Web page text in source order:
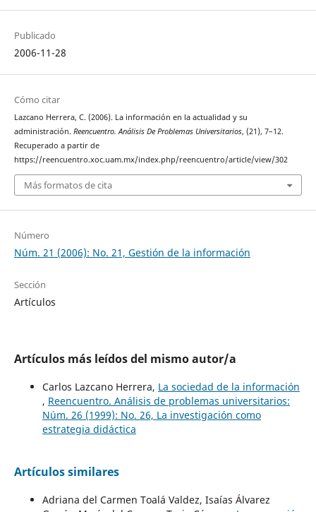
Publicado
2006-11-28
Cómo citar
Lazcano Herrera, C. (2006). La información en la actualidad y su
administración. Reencuentro. Análisis De Problemas Universitarios, (21), 7–12.
Recuperado a partir de
https://reencuentro.xoc.uam.mx/index.php/reencuentro/article/view/302
Más formatos de cita
Número
Núm. 21 (2006): No. 21, Gestión de la información
Sección
Artículos
Artículos más leídos del mismo autor/a
Carlos Lazcano Herrera, La sociedad de la información
, Reencuentro. Análisis de problemas universitarios:
Núm. 26 (1999): No. 26, La investigación como
estrategia didáctica
Artículos similares
Adriana del Carmen Toalá Valdez, Isaías Álvarez